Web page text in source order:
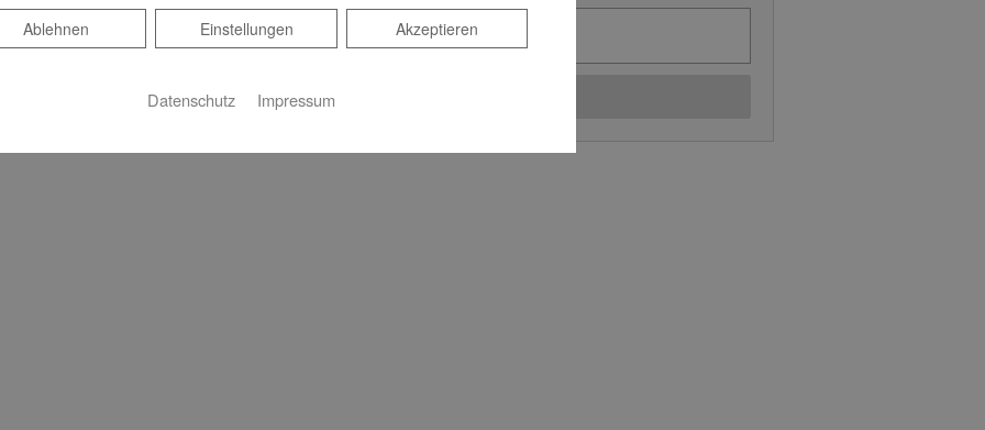
Akzeptieren
Einstellungen
Ablehnen
Ablehnen
Datenschutz Impressum